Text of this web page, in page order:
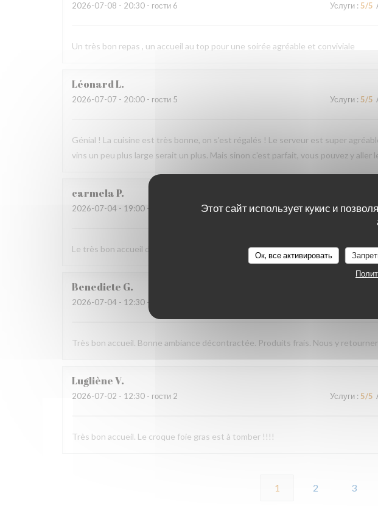
Этот сайт использует кукис и
Ок, все активировать
2026-07-08 - 20:30 - гости 6 Услуги: 5/5
Un très bon repas , un accueil au top pour une soirée agréable et conviviale
LéonardL
2026-07-07 - 20:00 - гости 5 Услуги: 5/5
Génial ! La cuisine est très bonne, on s'est régalés ! Le serveur est super
vins un peu plus large serait un plus. Mais sinon c'est parfait, vous pouvez y aller
carmelaP
2026-07-04 - 19:00 - гости 2 Услуги:5/5
Le très bon accueil de Mr Samson et de bons petits plats a découvrir
Benedicte G
2026-07-04 - 12:30 - гости 2
Très bon accueil. Bonne ambiance décontractée. Produits frais. Nous y
LuglièneV
2026-07-02 - 12:30 - гости 2 Услуги: 5/5
Très bon accueil. Le croque foie gras est à tomber !!!!
1 2 3